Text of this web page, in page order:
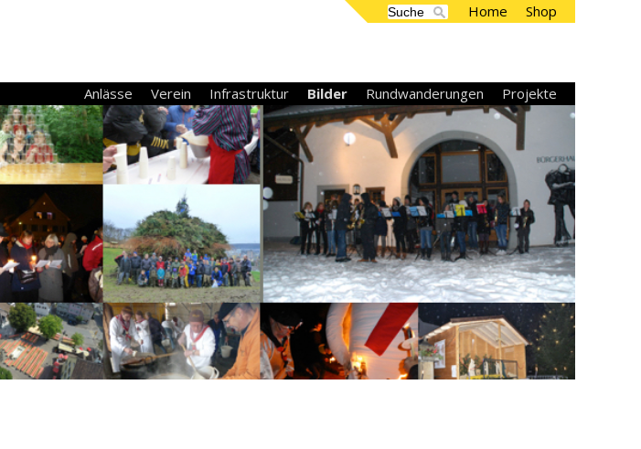
Home Shop
Anlässe Verein Infrastruktur Bilder Rundwanderungen Projekte